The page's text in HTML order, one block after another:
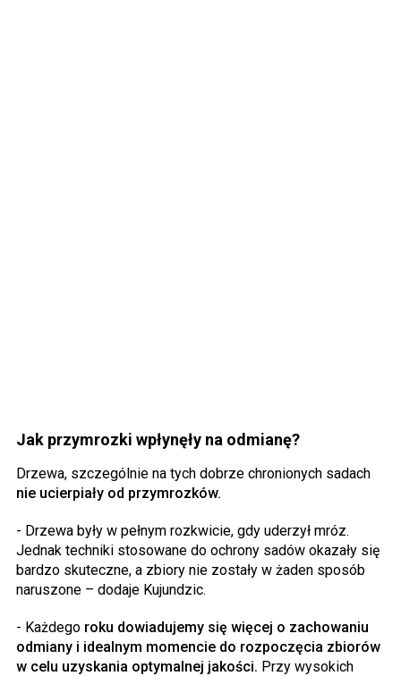
Jak przymrozki wpłynęły na odmianę?
Drzewa, szczególnie na tych dobrze chronionych sadach
nie ucierpiały od przymrozków.
- Drzewa były w pełnym rozkwicie, gdy uderzył mróz.
Jednak techniki stosowane do ochrony sadów okazały się
bardzo skuteczne, a zbiory nie zostały w żaden sposób
naruszone – dodaje Kujundzic.
- Każdego roku dowiadujemy się więcej o zachowaniu
odmiany i idealnym momencie do rozpoczęcia zbiorów
w celu uzyskania optymalnej jakości. Przy wysokich